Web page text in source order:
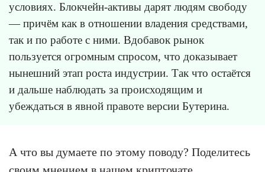
условиях. Блокчейн-активы дарят людям свободу
— причём как в отношении владения средствами,
так и по работе с ними. Вдобавок рынок
пользуется огромным спросом, что доказывает
нынешний этап роста индустрии. Так что остаётся
и дальше наблюдать за происходящим и
убеждаться в явной правоте версии Бутерина.
А что вы думаете по этому поводу? Поделитесь